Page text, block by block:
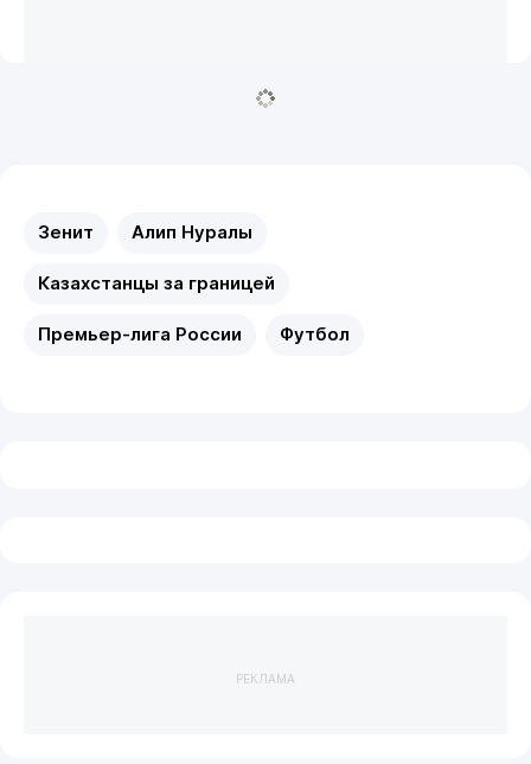
Зенит Алип Нуралы
Казахстанцы за границей
Премьер-лига России Футбол
РЕКЛАМА